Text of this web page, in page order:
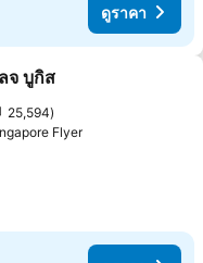
ดูราคา
ยการโปรด
จ บูกิส
25,594
Flyer